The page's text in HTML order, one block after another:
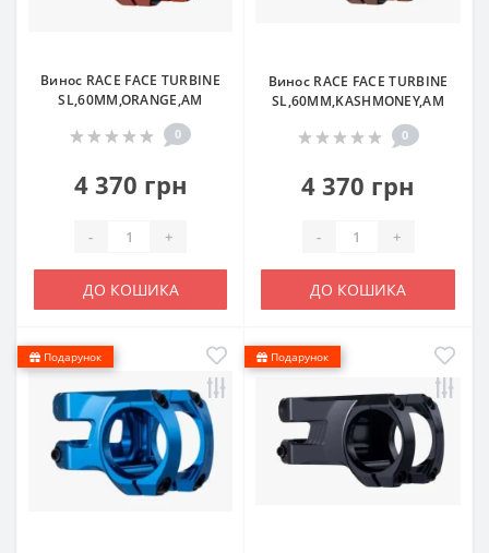
Винос RACE FACE TURBINE
SL,60MM,ORANGE,AM
0
4 370 грн
- +
ДО КОШИКА
Винос RACE FACE TURBINE
SL,60MM,KASHMONEY,AM
0
4 370 грн
- +
ДО КОШИКА
Подарунок Подарунок